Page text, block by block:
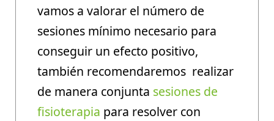
vamos a valorar el número de
sesiones mínimo necesario para
conseguir un efecto positivo,
también recomendaremos realizar
de manera conjunta sesiones de
fisioterapia para resolver con